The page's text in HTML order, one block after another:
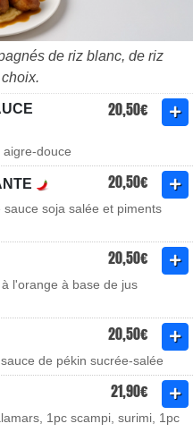
de riz blanc, de riz
20,50€
douce
20,50€
soja salée et piments
20,50€
l'orange à base de jus
20,50€
de pékin sucrée-salée
21,90€
1pc scampi, surimi, 1pc